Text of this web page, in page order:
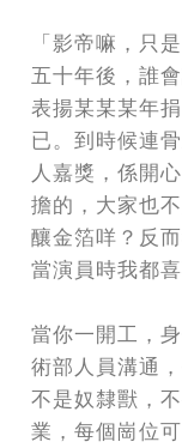
「影帝嘛，只
五十年後，誰
表揚某某某年
已。到時候連
人嘉獎，係開
擔的，大家也
釀金箔咩？反
當演員時我都
當你一開工，
術部人員溝通
不是奴隸獸，
業，每個崗位